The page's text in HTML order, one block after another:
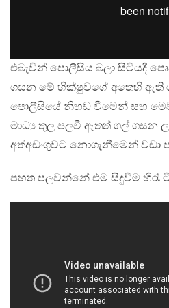
එබැවින් පොලීසිය බලා සිටියදී
ගසන මේ භික්ෂුවගේ අතෙහි ඇති
පොලීසියේ නිහඩ වීමෙන් සහ
මාධ්‍ය තුල පලවී ඇතත් ගල් ගසන
අත්අඩංගුවට නොගැනීමෙන් වඩා
පහත පලවන්නේ එම සිදුවීම හිරැ